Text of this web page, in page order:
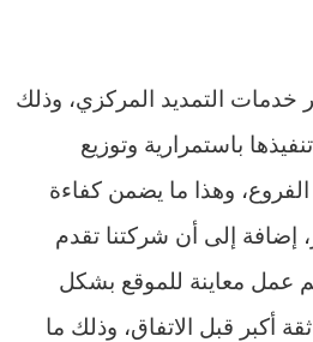
خدمات التمديد المركزي، وذلك
باستمرارية وتوزيع
وهذا ما يضمن كفاءة
إضافة إلى أن شركتنا تقدم
عمل معاينة للموقع بشكل
أكبر قبل الاتفاق، وذلك ما